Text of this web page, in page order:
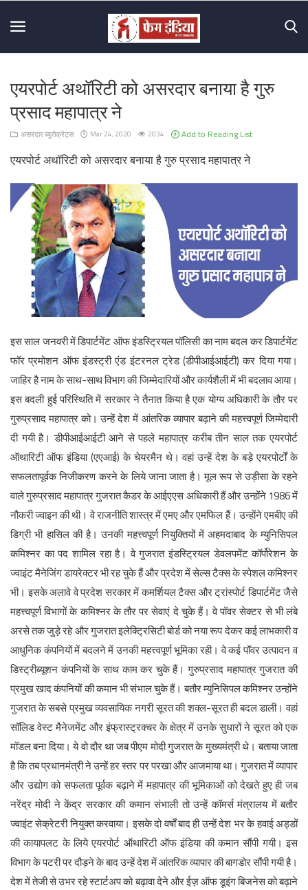
Home
About
Us
Mission
&
Vision
Fame
Contact
English
एयरपोर्ट अथॉरिटी को असरदार बनाया है गुरु
प्रसाद महापात्र ने
असरदार ब्यूरोक्रेट्स Mar 24, 2020 2034
Add to Reading List
एयरपोर्ट अथॉरिटी को असरदार बनाया है गुरु प्रसाद महापात्र ने
इस साल जनवरी में डिपार्टमेंट ऑफ इंडस्ट्रियल पॉलिसी का नाम बदल कर डिपार्टमेंट
फॉर प्रमोशन ऑफ इंडस्ट्री एंड इंटरनल ट्रेड (डीपीआईआईटी) कर दिया गया।
जाहिर है नाम के साथ-साथ विभाग की जिम्मेदारियों और कार्यशैली में भी बदलाव आया।
इस बदली हुई परिस्थिति में सरकार ने तैनात किया है एक योग्य अधिकारी के तौर पर
गुरुप्रसाद महापात्र को। उन्हें देश में आंतरिक व्यापार बढ़ाने की महत्त्वपूर्ण जिम्मेदारी
दी गयी है। डीपीआईआईटी आने से पहले महापात्र करीब तीन साल तक एयरपोर्ट
ऑथारिटी ऑफ इंडिया (एएआई) के चेयरमैन थे। वहां उन्हें देश के बड़े एयरपोर्टों के
सफलतापूर्वक निजीकरण करने के लिये जाना जाता है। मूल रूप से उड़ीसा के रहने
वाले गुरुप्रसाद महापात्र गुजरात कैडर के आईएएस अधिकारी हैं और उन्होंने 1986 में
नौकरी ज्वाइन की थी। वे राजनीति शास्त्र में एमए और एमफिल हैं। उन्होंने एमबीए की
डिग्री भी हासिल की है। उनकी महत्त्वपूर्ण नियुक्तियों में अहमदाबाद के म्युनिसिपल
कमिश्नर का पद शामिल रहा है। वे गुजरात इंडस्ट्रियल डेवलपमेंट कॉर्पोरेशन के
ज्वाइंट मैनेजिंग डायरेक्टर भी रह चुके हैं और प्रदेश में सेल्स टैक्स के स्पेशल कमिश्नर
भी। इसके अलावे वे प्रदेश सरकार में कमर्शियल टैक्स और ट्रांस्पोर्ट डिपार्टमेंट जैसे
महत्त्वपूर्ण विभागों के कमिश्नर के तौर पर सेवाएं दे चुके हैं। वे पॉवर सेक्टर से भी लंबे
अरसे तक जुड़े रहे और गुजरात इलेक्ट्रिसिटी बोर्ड को नया रूप देकर कई लाभकारी व
आधुनिक कंपनियों में बदलने में उनकी महत्त्वपूर्ण भूमिका रही। वे कई पॉवर उत्पादन व
डिस्ट्रीब्यूशन कंपनियों के साथ काम कर चुके हैं। गुरुप्रसाद महापात्र गुजरात की
प्रमुख खाद कंपनियों की कमान भी संभाल चुके हैं। बतौर म्युनिसिपल कमिश्नर उन्होंने
गुजरात के सबसे प्रमुख व्यवसायिक नगरी सूरत की शक्ल-सूरत ही बदल डाली। वहां
सॉलिड वेस्ट मैनेजमेंट और इंफ्रास्ट्रक्चर के क्षेत्र में उनके सुधारों ने सूरत को एक
मॉडल बना दिया। ये वो दौर था जब पीएम मोदी गुजरात के मुख्यमंत्री थे। बताया जाता
है कि तब प्रधानमंत्री ने उन्हें हर स्तर पर परखा और आजमाया था। गुजरात में व्यापार
और उद्योग को सफलता पूर्वक बढ़ाने में महापात्र की भूमिकाओं को देखते हुए ही जब
नरेंद्र मोदी ने केंद्र सरकार की कमान संभाली तो उन्हें कॉमर्स मंत्रालय में बतौर
ज्वाइंट सेक्रेटरी नियुक्त करवाया। इसके दो वर्षों बाद ही उन्हें देश भर के हवाई अड्डों
की कायापलट के लिये एयरपोर्ट ऑथारिटी ऑफ इंडिया की कमान सौंपी गयी। इस
विभाग के पटरी पर दौड़ने के बाद उन्हें देश में आंतरिक व्यापार की बागडोर सौंपी गयी है।
देश में तेजी से उभर रहे स्टार्टअप को बढ़ावा देने और ईज़ ऑफ डूइंग बिजनेस को बढ़ाने